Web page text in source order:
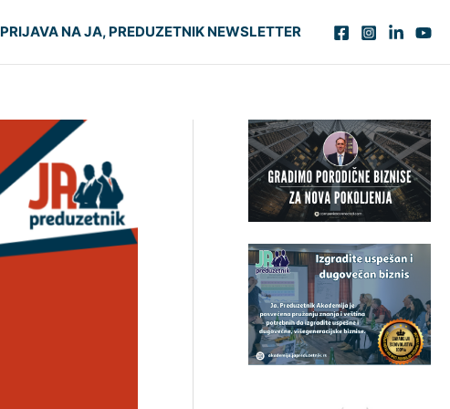
PRIJAVA NA JA, PREDUZETNIK NEWSLETTER